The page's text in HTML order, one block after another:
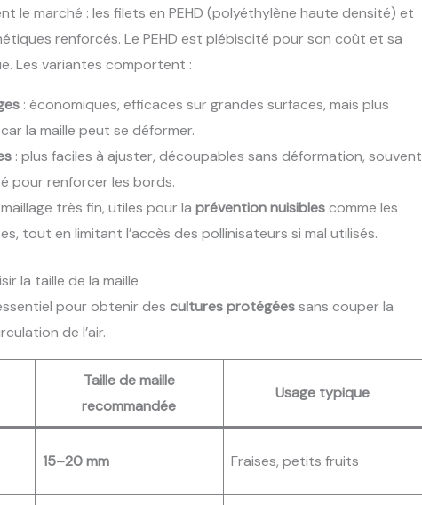
le marché : les filets en PEHD (polyéthylène haute densité) et
renforcés. Le PEHD est plébiscité pour son coût et sa
Les variantes comportent :
: économiques, efficaces sur grandes surfaces, mais plus
la maille peut se déformer.
: plus faciles à ajuster, découpables sans déformation, souvent
pour renforcer les bords.
très fin, utiles pour la prévention nuisiblescomme les
tout en limitant l’accès des pollinisateurs si mal utilisés.
la taille de la maille
pour obtenir des cultures protégéessans couper la
de l’air.
Taille de maille
recommandée
Usage typique
15–20 mm Fraises, petits fruits